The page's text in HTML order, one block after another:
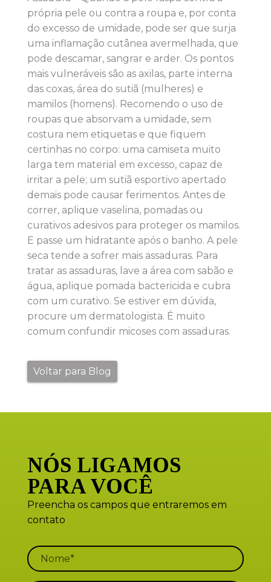
própria pele ou contra a roupa e, por conta
do excesso de umidade, pode ser que surja
uma inflamação cutânea avermelhada, que
pode descamar, sangrar e arder. Os pontos
mais vulneráveis são as axilas, parte interna
das coxas, área do sutiã (mulheres) e
mamilos (homens). Recomendo o uso de
roupas que absorvam a umidade, sem
costura nem etiquetas e que fiquem
certinhas no corpo: uma camiseta muito
larga tem material em excesso, capaz de
irritar a pele; um sutiã esportivo apertado
demais pode causar ferimentos. Antes de
correr, aplique vaselina, pomadas ou
curativos adesivos para proteger os mamilos.
E passe um hidratante após o banho. A pele
seca tende a sofrer mais assaduras. Para
tratar as assaduras, lave a área com sabão e
água, aplique pomada bactericida e cubra
com um curativo. Se estiver em dúvida,
procure um dermatologista. É muito
comum confundir micoses com assaduras.
Voltar para Blog
NÓS LIGAMOS
PARA VOCÊ
Preencha os campos que entraremos em
contato